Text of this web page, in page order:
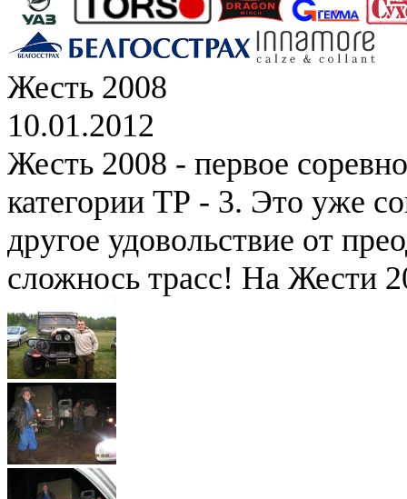
Жесть 2008
10.01.2012
Жесть 2008 - первое
категории ТР - 3. Это уже
другое удовольствие от
сложнось трасс! На Жести